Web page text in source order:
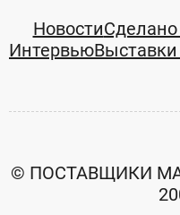
Новости
Интервью
© ПОСТАВЩИКИ